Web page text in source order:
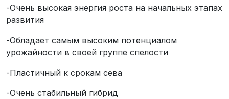
-Очень высокая энергия роста на начальных этапах
развития
-Обладает самым высоким потенциалом
урожайности в своей группе спелости
-Пластичный к срокам сева
-Очень стабильный гибрид